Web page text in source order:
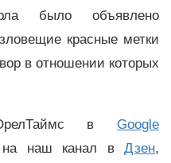
было объявлено
красные метки
в отношении которых
в Google
наш канал вДзен,